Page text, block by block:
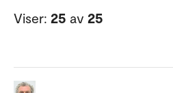
Viser: 25 av 25